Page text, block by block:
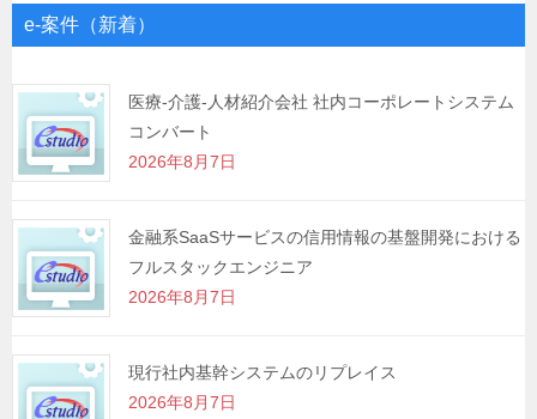
ゲ
シ
ョ
ン
e-案件（新着）
医療-介護-人材紹介会社 社内コーポレートシステム
コンバート
2026年8月7日
金融系SaaSサービスの信用情報の基盤開発における
フルスタックエンジニア
2026年8月7日
現行社内基幹システムのリプレイス
2026年8月7日